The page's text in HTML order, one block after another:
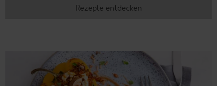
Rezepte entdecken